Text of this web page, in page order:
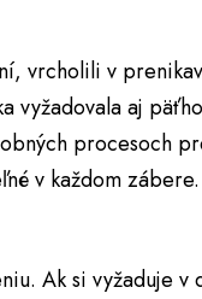
vrcholili v
vyžadovala aj
procesoch
v každom zábere.
Ak si vyžaduje